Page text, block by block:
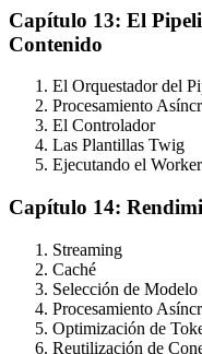
Capítulo 13: El
Contenido
El Orquestador del
Procesamiento
El Controlador
Las Plantillas Twig
Ejecutando el Worker
Capítulo 14:
Streaming
Caché
Selección de Modelo
Procesamiento
Optimización de
Reutilización de